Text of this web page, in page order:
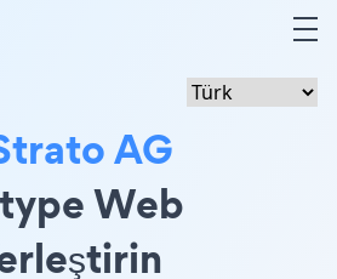
AG
Web